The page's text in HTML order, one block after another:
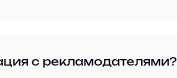
с рекламодателями?